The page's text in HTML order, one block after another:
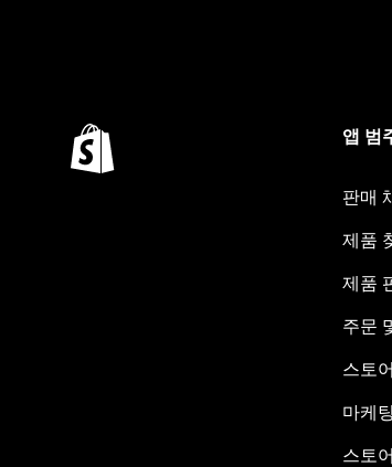
앱 범
판매
제품
제품
주문
스토
마케
스토